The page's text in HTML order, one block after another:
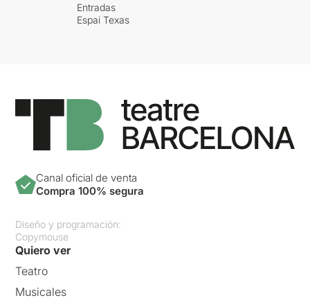
Entradas
Espai Texas
Canal oficial de venta
Compra 100% segura
Diseño y programación:
Copymouse
Quiero ver
Teatro
Musicales